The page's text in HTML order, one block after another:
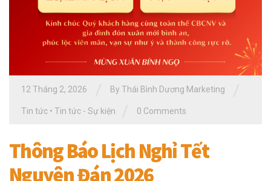
12 Tháng 2, 2026 By Thái Bình Dương Marketing
Tin tức • Tin tức - Sự kiện 0 Comments
Thông Báo Lịch Nghỉ Tết
Nguyên Đán 2026